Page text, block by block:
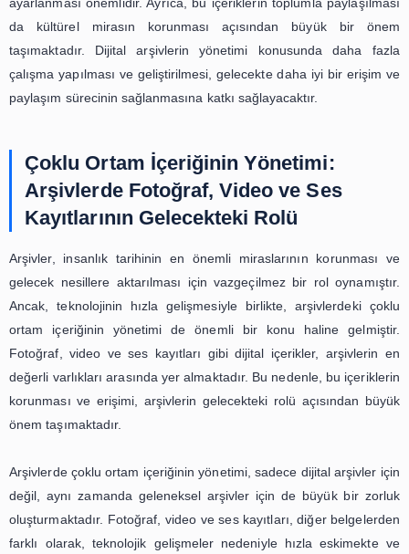
olacaktır.
Sonuç olarak, arşivlerde çoklu ortam içeriğinin
erişimi, arşivlerin en önemli görevlerinden biridir.
yöntemlerinin kullanılması, uygun dosya formatlarının
yedekleme ve kurtarma planlarının oluşturulması
yönetiminin sağlanması gerekmektedir. Bu en iyi
tarihinin önemli bir parçasının korunması için
taşımaktadır.
Dijital Arşivlerde Fotoğraf, Video
Ses Kayıtlarının Erişimi ve
içeriklerinin yönetimi de büyük bir değişim göstermiştir.
arşivlerin erişim ve paylaşım süreçlerinde